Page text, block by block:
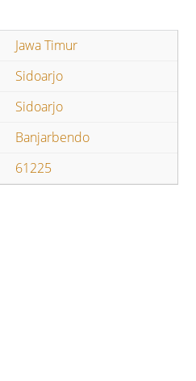
Jawa Timur
Sidoarjo
Sidoarjo
Banjarbendo
61225